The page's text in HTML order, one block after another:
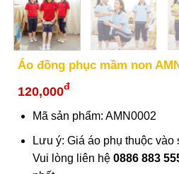
Áo đồng phục mầm non
120,000đ
Mã sản phẩm: AMN0002
Lưu ý: Giá áo phụ thuộc
Vui lòng liên hệ 0886 883